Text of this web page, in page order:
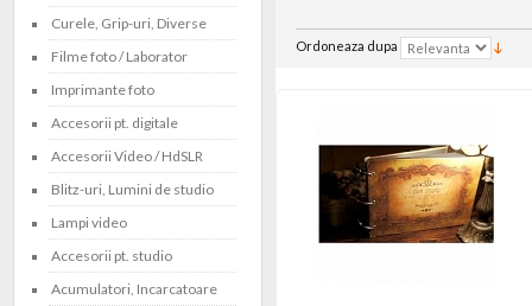
Curele, Grip-uri, Diverse
Filme foto / Laborator
Imprimante foto
Accesorii pt. digitale
Accesorii Video / HdSLR
Blitz-uri, Lumini de studio
Lampi video
Accesorii pt. studio
Acumulatori, Incarcatoare
Ordoneaza dupa